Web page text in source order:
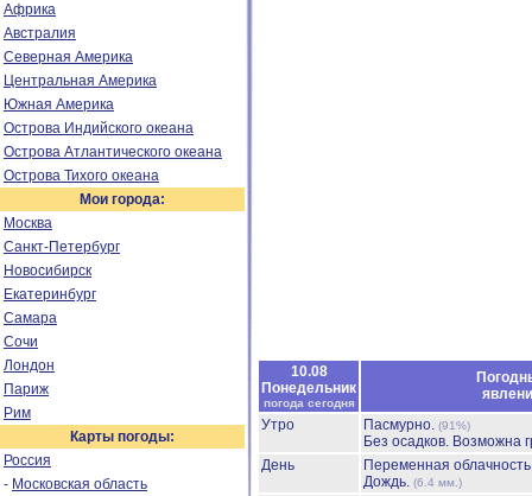
Африка
Австралия
Северная Америка
Центральная Америка
Южная Америка
Острова Индийского океана
Острова Атлантического океана
Острова Тихого океана
Мои города:
Москва
Санкт-Петербург
Новосибирск
Екатеринбург
Самара
Сочи
Лондон
Париж
Рим
Карты погоды:
Россия
- Московская область
10.08
Понедельник
погода сегодня
Утро
Пасмурно. (91%)
Без осадков. Возможна
День
Переменная
Дождь. (6.4 мм.)